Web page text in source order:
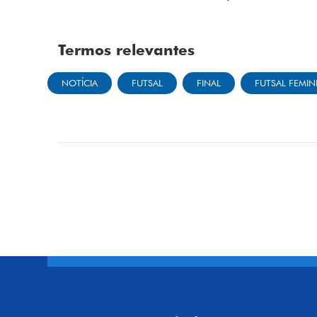
Termos relevantes
NOTÍCIA FUTSAL FINAL FUTSAL